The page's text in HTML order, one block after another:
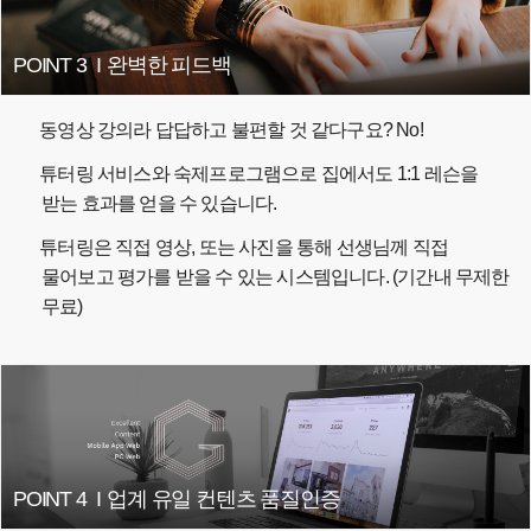
POINT 3 I 완벽한 피드백
동영상 강의라 답답하고 불편할 것 같다구요? No!
튜터링 서비스와 숙제프로그램으로 집에서도 1:1 레슨을
받는 효과를 얻을 수 있습니다.
튜터링은 직접 영상, 또는 사진을 통해 선생님께 직접
물어보고 평가를 받을 수 있는 시스템입니다. (기간내 무제한
무료)
POINT 4 I 업계 유일 컨텐츠 품질인증